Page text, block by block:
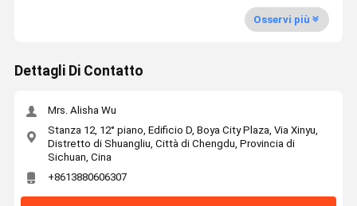
Osservi più
Dettagli Di Contatto
Mrs. Alisha Wu
Stanza 12, 12° piano, Edificio D, Boya City Plaza, Via Xinyu,
Distretto di Shuangliu, Città di Chengdu, Provincia di
Sichuan, Cina
+8613880606307